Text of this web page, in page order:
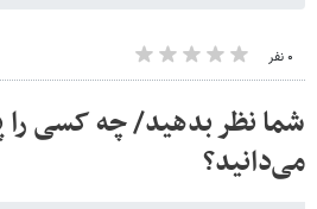
۰ نفر
شما نظر بدهید/ چه کسی را
می‌دانید؟